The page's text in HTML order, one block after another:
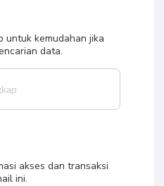
untuk kemudahan jika
data.
akses dan transaksi
ini.